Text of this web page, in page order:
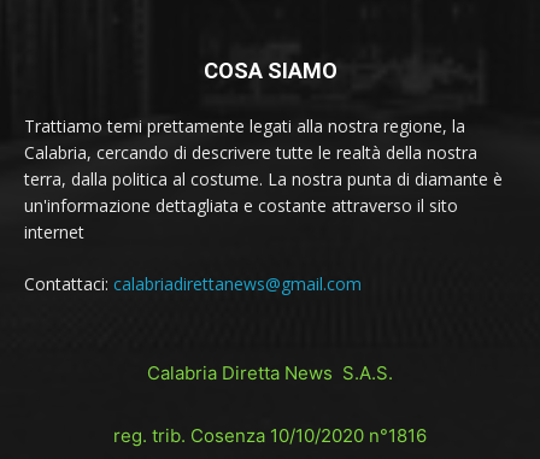
COSA SIAMO
Trattiamo temi prettamente legati alla nostra regione, la
Calabria, cercando di descrivere tutte le realtà della nostra
terra, dalla politica al costume. La nostra punta di diamante è
un'informazione dettagliata e costante attraverso il sito
internet
Contattaci: calabriadirettanews@gmail.com
Calabria Diretta News S.A.S.
reg. trib. Cosenza 10/10/2020 n°1816